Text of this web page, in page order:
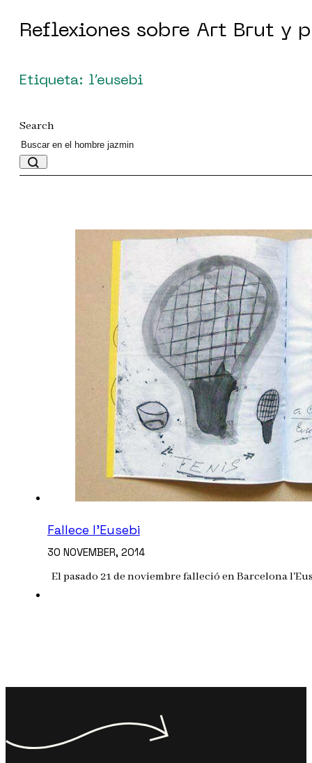
Reflexiones sobre Art Brut y
Etiqueta: l’eusebi
Search
Fallece l’Eusebi
30 NOVEMBER, 2014
El pasado 21 de noviembre falleció en Barcelona